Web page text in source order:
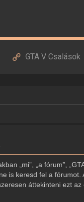
GTA V Csalások
„mi”, „a fórum”,
is keresd fel a
áttekinteni ezt